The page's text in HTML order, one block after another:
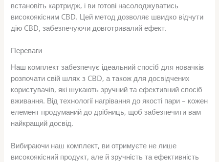
встановіть картридж, і ви готові насолоджуватись
високоякісним CBD. Цей метод дозволяє швидко відчути
дію CBD, забезпечуючи довготривалий ефект.
Переваги
Наш комплект забезпечує ідеальний спосіб для новачків
розпочати свій шлях з CBD, а також для досвідчених
користувачів, які шукають зручний та ефективний спосіб
вживання. Від технології нагрівання до якості пари – кожен
елемент продуманий до дрібниць, щоб забезпечити вам
найкращий досвід.
Вибираючи наш комплект, ви отримуєте не лише
високоякісний продукт, але й зручність та ефективність